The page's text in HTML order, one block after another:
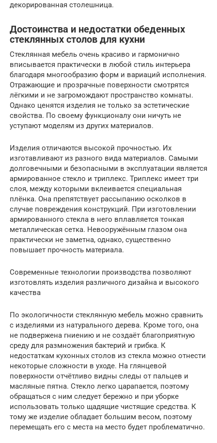
декорированная столешница.
Достоинства и недостатки обеденных
стеклянных столов для кухни
Стеклянная мебель очень красиво и гармонично
вписывается практически в любой стиль интерьера
благодаря многообразию форм и вариаций исполнения.
Отражающие и прозрачные поверхности смотрятся
лёгкими и не загромождают пространство комнаты.
Однако ценятся изделия не только за эстетические
свойства. По своему функционалу они ничуть не
уступают моделям из других материалов.
Изделия отличаются высокой прочностью. Их
изготавливают из разного вида материалов. Самыми
долговечными и безопасными в эксплуатации является
армированное стекло и триплекс. Триплекс имеет три
слоя, между которыми вклеивается специальная
плёнка. Она препятствует рассыпанию осколков в
случае повреждения конструкций. При изготовлении
армированного стекла в него вплавляется тонкая
металлическая сетка. Невооружённым глазом она
практически не заметна, однако, существенно
повышает прочность материала.
Современные технологии производства позволяют
изготовлять изделия различного дизайна и высокого
качества
По экологичности стеклянную мебель можно сравнить
с изделиями из натурального дерева. Кроме того, она
не подвержена гниению и не создаёт благоприятную
среду для размножения бактерий и грибка. К
недостаткам кухонных столов из стекла можно отнести
некоторые сложности в уходе. На глянцевой
поверхности отчётливо видны следы от пальцев и
масляные пятна. Стекло легко царапается, поэтому
обращаться с ним следует бережно и при уборке
использовать только щадящие чистящие средства. К
тому же изделие обладает большим весом, поэтому
перемещать его с места на место будет проблематично.